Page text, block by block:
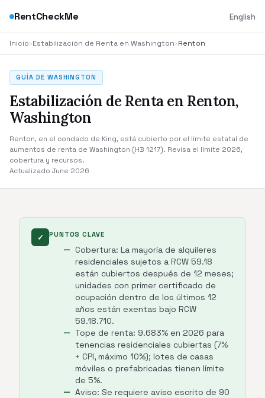
RentCheckMe English
Inicio›Estabilización de Renta en Washington›Renton
GUÍA DE WASHINGTON
Estabilización de Renta en Renton,
Washington
Renton, en el condado de King, está cubierto por el límite estatal de
aumentos de renta de Washington (HB 1217). Revisa el límite 2026,
cobertura y recursos.
Actualizado June 2026
✓ PUNTOS CLAVE
Cobertura: La mayoría de alquileres
residenciales sujetos a RCW 59.18
están cubiertos después de 12 meses;
unidades con primer certificado de
ocupación dentro de los últimos 12
años están exentas bajo RCW
59.18.710.
Tope de renta: 9.683% en 2026 para
tenencias residenciales cubiertas (7%
+ CPI, máximo 10%); lotes de casas
móviles o prefabricadas tienen límite
de 5%.
Aviso: Se requiere aviso escrito de 90